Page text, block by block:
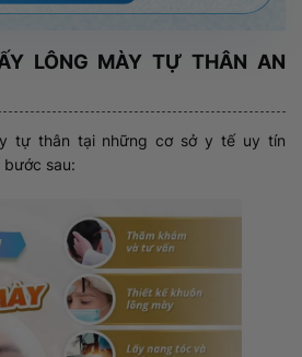
LÔNG MÀY TỰ THÂN AN
tự thân tại những cơ sở y tế uy tín
sau: